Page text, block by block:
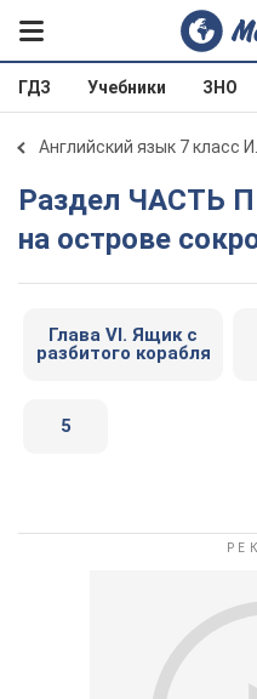
ГДЗ Учебники ЗНО
Английский язык 7 класс
Раздел ЧАСТЬ ПЕРВАЯ. Пятеро
на острове
Глава VI. Ящик с
разбитого корабля
5